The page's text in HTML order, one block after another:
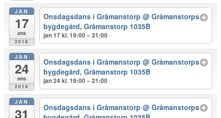
JAN
17
ons
2018
Onsdagsdans i Gråmanstorp@ Gråmanstorps
bygdegård, Gråmanstorp 1035B
jan 17 kl. 19:00 – 21:00
JAN
24
ons
2018
Onsdagsdans i Gråmanstorp@ Gråmanstorps
bygdegård, Gråmanstorp 1035B
jan 24 kl. 19:00 – 21:00
JAN
31 Onsdagsdans i Gråmanstorp@ Gråmanstorps